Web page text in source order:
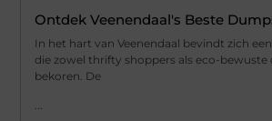
Ontdek Veenendaal's Beste
In het hart van Veenendaal bevindt zich
die zowel thrifty shoppers als eco-bewuste
bekoren. De
...